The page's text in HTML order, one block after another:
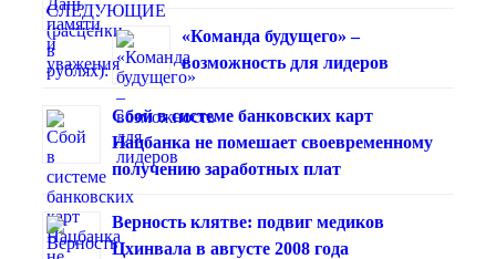
«Команда будущего» –
возможность для лидеров
Сбой в системе банковских карт
Нацбанка не помешает своевременному
получению заработных плат
Верность клятве: подвиг медиков
Цхинвала в августе 2008 года